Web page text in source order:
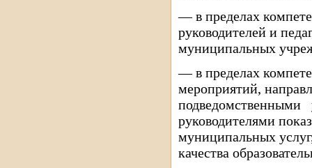
— в пределах
руководителей и
муниципальных
— в пределах
мероприятий,
руководителями
муниципальных
качества